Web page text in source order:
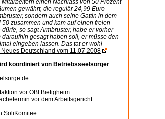
einen Nachlass von 50 Prozent
gewährt, die regulär 24,99 Euro
sondern auch seine Gattin in dem
zusammen und kam auf einen freien
so sagt Armbruster, habe er vorher
gesagt haben soll, er müsse den
eingeben lassen. Das tat er wohl
Deutschland vom 11.07.2008
koordiniert von Betriebsseelsorger
vor OBI Bietigheim
vor dem Arbeitsgericht
SoliKomitee